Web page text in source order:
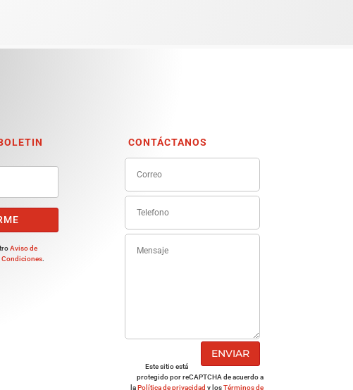
Aviso de
Condiciones.
CONTÁCTANOS
ENVIAR
Este sitio está
protegido por reCAPTCHA de acuerdo a
laPolítica de privacidad y losTérminos de